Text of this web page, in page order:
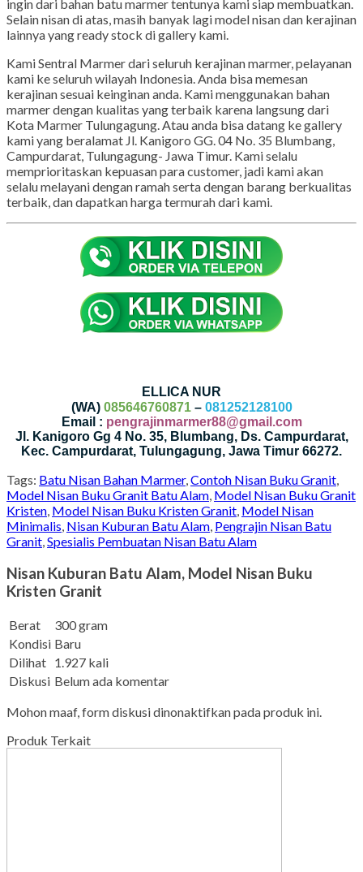
ingin dari bahan batu marmer tentunya kami siap membuatkan.
Selain nisan di atas, masih banyak lagi model nisan dan kerajinan
lainnya yang ready stock di gallery kami.
Kami Sentral Marmer dari seluruh kerajinan marmer, pelayanan
kami ke seluruh wilayah Indonesia. Anda bisa memesan
kerajinan sesuai keinginan anda. Kami menggunakan bahan
marmer dengan kualitas yang terbaik karena langsung dari
Kota Marmer Tulungagung. Atau anda bisa datang ke gallery
kami yang beralamat Jl. Kanigoro GG. 04 No. 35 Blumbang,
Campurdarat, Tulungagung- Jawa Timur. Kami selalu
memprioritaskan kepuasan para customer, jadi kami akan
selalu melayani dengan ramah serta dengan barang berkualitas
terbaik, dan dapatkan harga termurah dari kami.
ELLICA NUR
(WA) 085646760871– 081252128100
Email : pengrajinmarmer88@gmail.com
Jl. Kanigoro Gg 4 No. 35, Blumbang, Ds. Campurdarat,
Kec. Campurdarat, Tulungagung, Jawa Timur 66272.
Tags: Batu Nisan Bahan Marmer,Contoh Nisan Buku Granit,
Model Nisan Buku Granit Batu Alam, Model Nisan Buku Granit
Kristen, Model Nisan Buku Kristen Granit, Model Nisan
Minimalis, Nisan Kuburan Batu Alam, Pengrajin Nisan Batu
Granit,Spesialis Pembuatan Nisan Batu Alam
Nisan Kuburan Batu Alam, Model Nisan Buku
Kristen Granit
Berat
300 gram
Kondisi Baru
Dilihat 1.927 kali
Diskusi Belum ada komentar
Mohon maaf, form diskusi dinonaktifkan pada produk ini.
Produk Terkait